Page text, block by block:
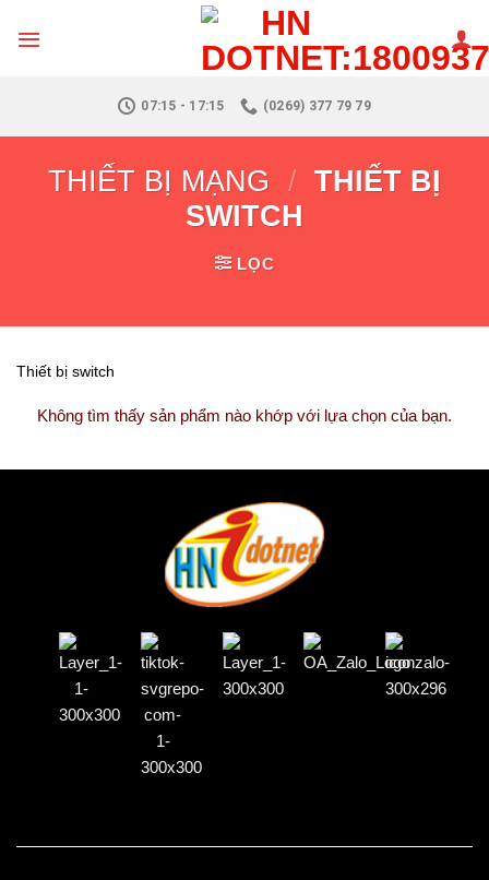
07:15 - 17:15 (0269) 377 79 79
THIẾT BỊ MẠNG / THIẾT BỊ
SWITCH
LỌC
Thiết bị switch
Không tìm thấy sản phẩm nào khớp với lựa chọn của bạn.